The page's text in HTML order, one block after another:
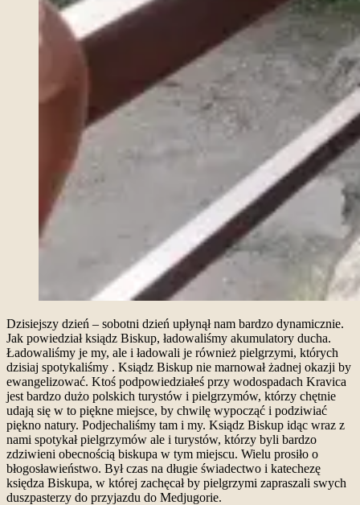
Dzisiejszy dzień – sobotni dzień upłynął nam bardzo dynamicznie.
Jak powiedział ksiądz Biskup, ładowaliśmy akumulatory ducha.
Ładowaliśmy je my, ale i ładowali je również pielgrzymi, których
dzisiaj spotykaliśmy . Ksiądz Biskup nie marnował żadnej okazji by
ewangelizować. Ktoś podpowiedziałeś przy wodospadach Kravica
jest bardzo dużo polskich turystów i pielgrzymów, którzy chętnie
udają się w to piękne miejsce, by chwilę wypocząć i podziwiać
piękno natury. Podjechaliśmy tam i my. Ksiądz Biskup idąc wraz z
nami spotykał pielgrzymów ale i turystów, którzy byli bardzo
zdziwieni obecnością biskupa w tym miejscu. Wielu prosiło o
błogosławieństwo. Był czas na długie świadectwo i katechezę
księdza Biskupa, w której zachęcał by pielgrzymi zapraszali swych
duszpasterzy do przyjazdu do Medjugorie.